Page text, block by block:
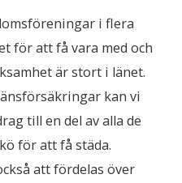
i flera
för att få vara med och
är stort i länet.
kan vi
till en del av alla de
för att få städa.
att fördelas över